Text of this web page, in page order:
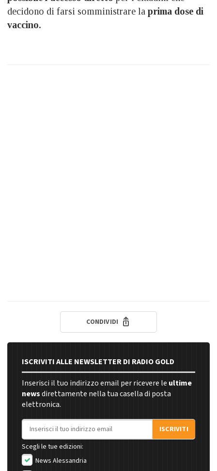
decidono di farsi somministrare la prima dose di
vaccino.
CONDIVIDI
ISCRIVITI ALLE NEWSLETTER DI RADIO GOLD
Inserisci il tuo indirizzo email per ricevere le ultime
newsdirettamente nella tua casella di posta
elettronica.
Indirizzo email
ISCRIVITI
Scegli le tue edizioni:
News Alessandria